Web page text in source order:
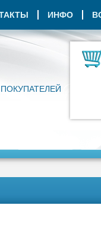
ИНФО